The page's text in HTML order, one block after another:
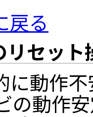
戻る
セット
に動作
の動作